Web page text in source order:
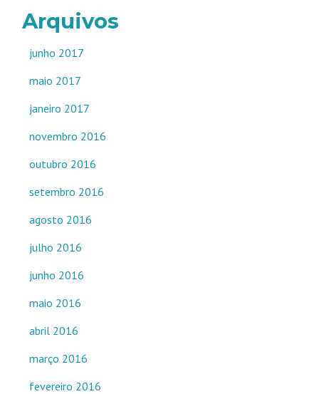
Arquivos
junho 2017
maio 2017
janeiro 2017
novembro 2016
outubro 2016
setembro 2016
agosto 2016
julho 2016
junho 2016
maio 2016
abril 2016
março 2016
fevereiro 2016